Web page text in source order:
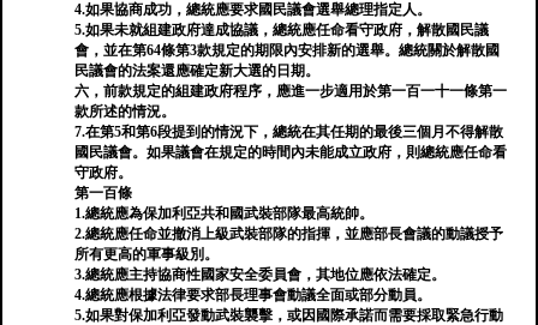
4.如果協商成功，總統應要求國民議會選舉總理指定人。
5.如果未就組建政府達成協議，總統應任命看守政府，解散國民議
會，並在第64條第3款規定的期限內安排新的選舉。總統關於解散國
民議會的法案還應確定新大選的日期。
六，前款規定的組建政府程序，應進一步適用於第一百一十一條第一
款所述的情況。
7.在第5和第6段提到的情況下，總統在其任期的最後三個月不得解散
國民議會。如果議會在規定的時間內未能成立政府，則總統應任命看
守政府。
第一百條
1.總統應為保加利亞共和國武裝部隊最高統帥。
2.總統應任命並撤消上級武裝部隊的指揮，並應部長會議的動議授予
所有更高的軍事級別。
3.總統應主持協商性國家安全委員會，其地位應依法確定。
4.總統應根據法律要求部長理事會動議全面或部分動員。
5.如果對保加利亞發動武裝襲擊，或因國際承諾而需要採取緊急行動